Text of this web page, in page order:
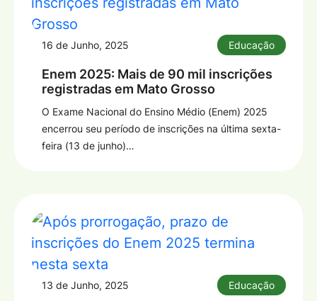
16 de Junho, 2025 Educação
Enem 2025: Mais de 90 mil inscrições
registradas em Mato Grosso
O Exame Nacional do Ensino Médio (Enem) 2025
encerrou seu período de inscrições na última sexta-
feira (13 de junho)…
13 de Junho, 2025 Educação